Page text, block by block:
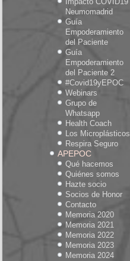
Neumomadrid
Guía
Empoderamiento
del Paciente
Guía
Empoderamiento
del Paciente 2
#Covid19yEPOC
Webinars
Grupo de
Whatsapp
Health Coach
Los Microplásticos
Respira Seguro
APEPOC
Qué hacemos
Quiénes somos
Hazte socio
Socios de Honor
Contacto
Memoria 2020
Memoria 2021
Memoria 2022
Memoria 2023
Memoria 2024